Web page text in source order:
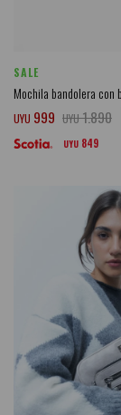
SALE
Mochila bandolera con
UYU 999 UYU1.890
UYU 849